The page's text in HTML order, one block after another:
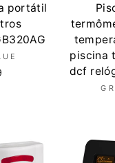
portátil
piscina
dcf